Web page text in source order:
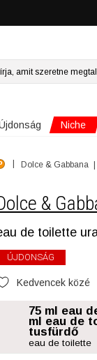
Niche
Dolce & Gabbana
&
de toilette
ÚJDONSÁG
Kedvencek közé
75 ml eau
ml eau de
tusfürdő
eau de toilette